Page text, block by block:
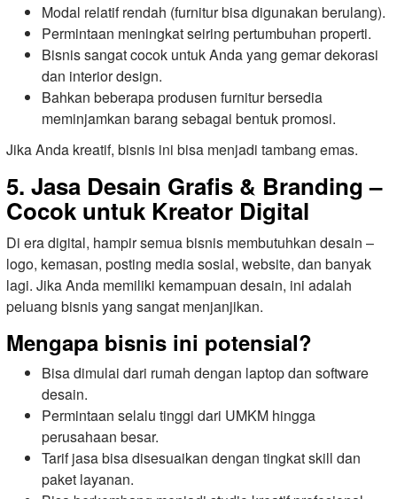
Modal relatif rendah (furnitur bisa digunakan berulang).
Permintaan meningkat seiring pertumbuhan properti.
Bisnis sangat cocok untuk Anda yang gemar dekorasi
dan interior design.
Bahkan beberapa produsen furnitur bersedia
meminjamkan barang sebagai bentuk promosi.
Jika Anda kreatif, bisnis ini bisa menjadi tambang emas.
5. Jasa Desain Grafis & Branding –
Cocok untuk Kreator Digital
Di era digital, hampir semua bisnis membutuhkan desain –
logo, kemasan, posting media sosial, website, dan banyak
lagi. Jika Anda memiliki kemampuan desain, ini adalah
peluang bisnis yang sangat menjanjikan.
Mengapa bisnis ini potensial?
Bisa dimulai dari rumah dengan laptop dan software
desain.
Permintaan selalu tinggi dari UMKM hingga
perusahaan besar.
Tarif jasa bisa disesuaikan dengan tingkat skill dan
paket layanan.